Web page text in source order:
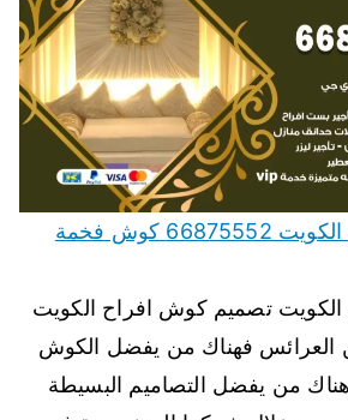
تصميم كوش افراح الكويت 66875552 كوش فخمة
تصميم كوش افراح الكويت
العرائس فهناك من يفضل الكوش
من يفضل التصاميم البسيطة